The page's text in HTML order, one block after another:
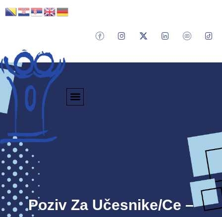
Poziv Za Učesnike/ce –